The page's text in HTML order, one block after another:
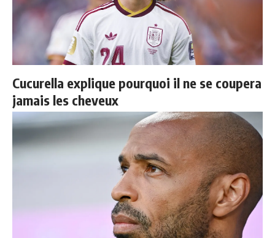
Cucurella explique pourquoi il ne se coupera
jamais les cheveux